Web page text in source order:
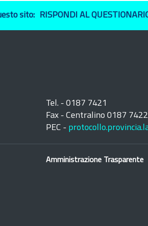
sito: RISPONDI AL
Tel. - 0187 7421
Fax - Centralino 0187
PEC -
Amministrazione Trasparente